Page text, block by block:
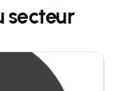
secteur